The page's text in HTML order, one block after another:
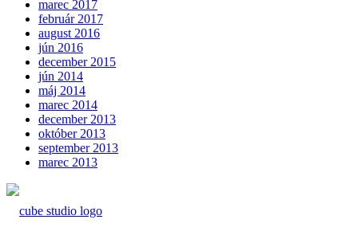
marec 2017
február 2017
august 2016
jún 2016
december 2015
jún 2014
máj 2014
marec 2014
december 2013
október 2013
september 2013
marec 2013